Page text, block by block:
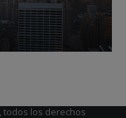
todos los derechos